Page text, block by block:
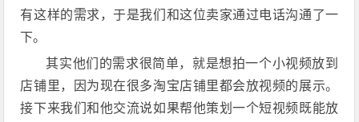
有这样的需求，于是我们和这位卖家通过电话沟通了一
下。
其实他们的需求很简单，就是想拍一个小视频放到
店铺里，因为现在很多淘宝店铺里都会放视频的展示。
接下来我们和他交流说如果帮他策划一个短视频既能放